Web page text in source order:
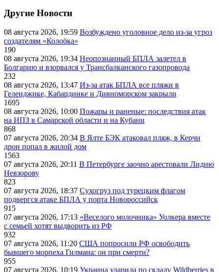
Другие Новости
08 августа 2026, 19:59 Возбуждено уголовное дело из-за угроз
создателям «Колобка»
190
08 августа 2026, 19:34 Неопознанный БПЛА залетел в
Болгарию и взорвался у Трансбалканского газопровода
232
08 августа 2026, 13:47 Из-за атак БПЛА все пляжи в
Геленджике, Кабардинке и Дивноморском закрыли
1695
08 августа 2026, 10:00 Пожары и раненые: последствия атак
на НПЗ в Самарской области и на Кубани
868
07 августа 2026, 20:34 В Ялте БЭК атаковал пляж, в Керчи
дрон попал в жилой дом
1563
07 августа 2026, 20:11 В Петербурге заочно арестовали Лидию
Невзорову
823
07 августа 2026, 18:37 Сухогруз под турецким флагом
подвергся атаке БПЛА у порта Новороссийск
915
07 августа 2026, 17:13 «Веселого молочника» Уолкера вместе
с семьей хотят выдворить из РФ
932
07 августа 2026, 11:20 США попросили РФ освободить
бывшего морпеха Гилмана: он при смерти?
955
07 августа 2026, 10:19 Украина ударила по складу Wildberries в